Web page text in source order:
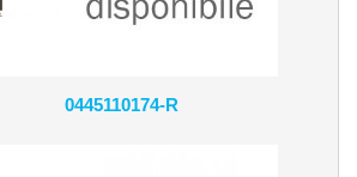
0445110174-R